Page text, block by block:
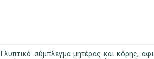
Γλυπτικό σύμπλεγμα μητέρας και κόρης,